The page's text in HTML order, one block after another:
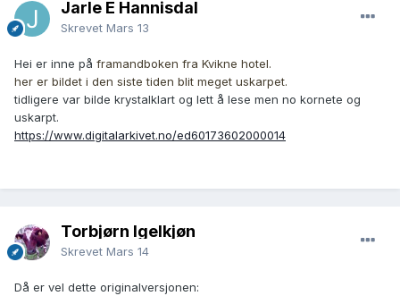
Jarle E Hannisdal
Skrevet Mars 13
Hei er inne på framandboken fra Kvikne hotel.
her er bildet i den siste tiden blit meget uskarpet.
tidligere var bilde krystalklart og lett å lese men no kornete og
uskarpt.
https://www.digitalarkivet.no/ed60173602000014
Torbjørn Igelkjøn
Skrevet Mars 14
Då er vel dette originalversjonen: